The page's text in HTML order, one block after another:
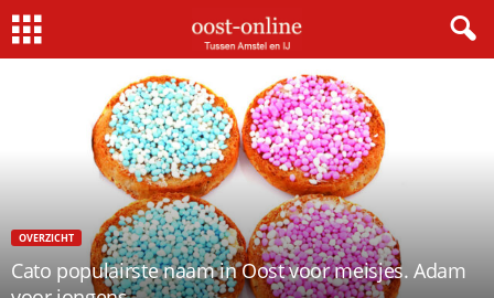
Home Cato populairste naam in Oost voor meisjes. Adam voor jongens
OVERZICHT
Cato populairste naam in Oost voor meisjes. Adam